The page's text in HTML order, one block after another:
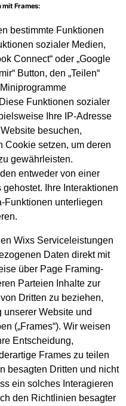
mit Frames:
bestimmte Funktionen
sozialer Medien,
Connect“ oder „Google
Button, den „Teilen“
Funktionen sozialer
Ihre IP-Adresse
besuchen,
Cookie setzen, um deren
gewährleisten.
entweder von einer
Ihre Interaktionen
Funktionen unterliegen
Wixs Serviceleistungen
Daten direkt mit
über Page Framing-
Parteien Inhalte zur
Dritten zu beziehen,
Website und
(„Frames“). Wir weisen
Entscheidung,
Frames zu teilen
besagten Dritten und nicht
ein solches Interagieren
den Richtlinien besagter